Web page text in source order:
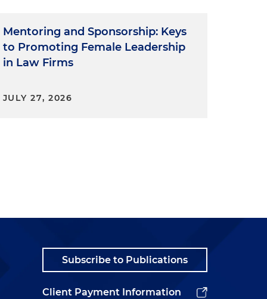
Mentoring and Sponsorship: Keys
to Promoting Female Leadership
in Law Firms
JULY 27, 2026
Subscribe to Publications
Client Payment Information